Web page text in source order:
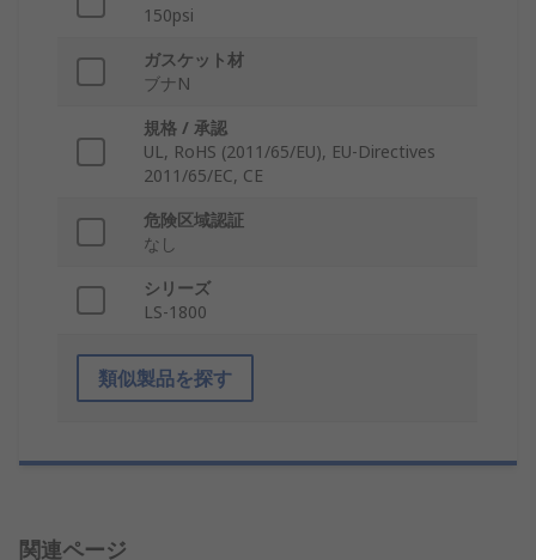
150psi
ガスケット材
ブナN
規格 / 承認
UL, RoHS (2011/65/EU), EU-Directives
2011/65/EC, CE
危険区域認証
なし
シリーズ
LS-1800
類似製品を探す
関連ページ